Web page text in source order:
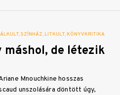
SZÍNHÁZ LITKULT KÖNYVKRITIKA
máshol, de létezik
Mnouchkine hosszas
unszolására döntött úgy,